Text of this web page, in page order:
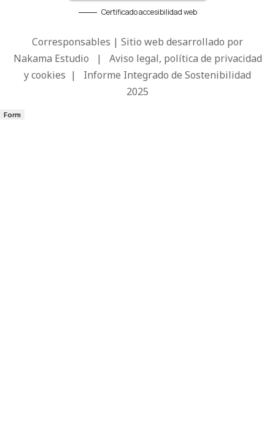
Certificado accesibilidad web
Corresponsables | Sitio web desarrollado por
Nakama Estudio | Aviso legal, política de privacidad
y cookies | Informe Integrado de Sostenibilidad
2025
Form